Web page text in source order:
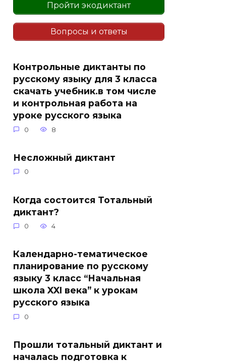
Пройти экодиктант
Вопросы и ответы
Контрольные диктанты по
русскому языку для 3 класса
скачать учебник.в том числе
и контрольная работа на
уроке русского языка
0 8
Несложный диктант
0
Когда состоится Тотальный
диктант?
0 4
Календарно-тематическое
планирование по русскому
языку 3 класс “Начальная
школа XXI века” к урокам
русского языка
0
Прошли тотальный диктант и
началась подготовка к